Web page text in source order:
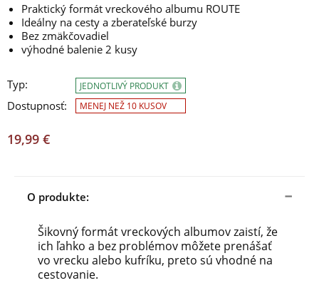
Praktický formát vreckového albumu ROUTE
Ideálny na cesty a zberateľské burzy
Bez zmäkčovadiel
výhodné balenie 2 kusy
Typ:
Dostupnosť:
JEDNOTLIVÝ PRODUKT
MENEJ NEŽ 10 KUSOV
19,99 €
O produkte:
Šikovný formát vreckových albumov zaistí, že
ich ľahko a bez problémov môžete prenášať
vo vrecku alebo kufríku, preto sú vhodné na
cestovanie.